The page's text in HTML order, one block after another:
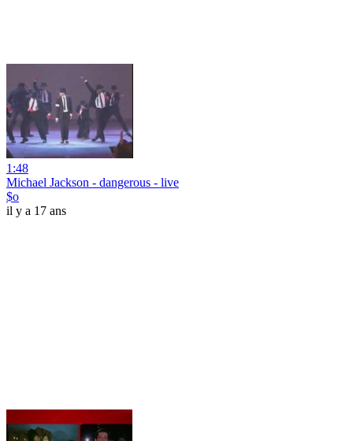
1:48
Michael Jackson - dangerous - live
$o
il y a 17 ans